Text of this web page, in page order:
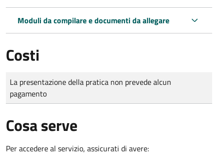
Moduli da compilare e documenti da allegare
Costi
Tipo di pagamento
Importo
La presentazione della pratica non prevede alcun
pagamento
Cosa serve
Per accedere al servizio, assicurati di avere: